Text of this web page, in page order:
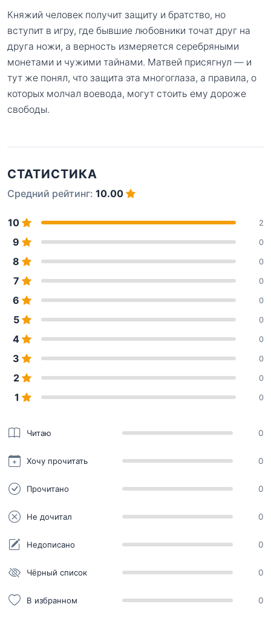
Княжий человек получит защиту и братство, но
вступит в игру, где бывшие любовники точат друг на
друга ножи, а верность измеряется серебряными
монетами и чужими тайнами. Матвей присягнул — и
тут же понял, что защита эта многоглаза, а правила, о
которых молчал воевода, могут стоить ему дороже
свободы.
СТАТИСТИКА
Средний рейтинг: 10.00
10 2
9 0
8 0
7 0
6 0
5 0
4 0
3 0
2 0
1 0
Читаю 0
Хочу прочитать 0
Прочитано 0
Не дочитал 0
Недописано 0
Чёрный список 0
В избранном 0